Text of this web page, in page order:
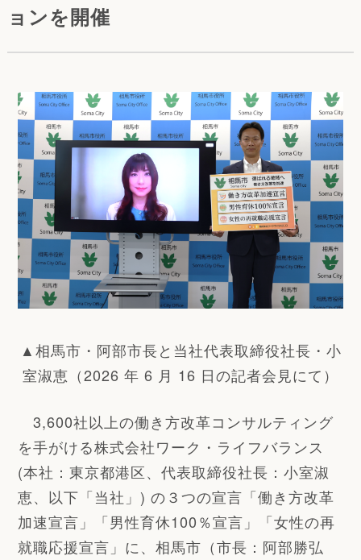
ョンを開催
▲相馬市・阿部市長と当社代表取締役社長・小
室淑恵（2026 年 6 月 16 日の記者会見にて）
3,600社以上の働き方改革コンサルティング
を手がける株式会社ワーク・ライフバランス
(本社：東京都港区、代表取締役社長：小室淑
恵、以下「当社」) の３つの宣言「働き方改革
加速宣言」「男性育休100％宣言」「女性の再
就職応援宣言」に、相馬市（市長：阿部勝弘